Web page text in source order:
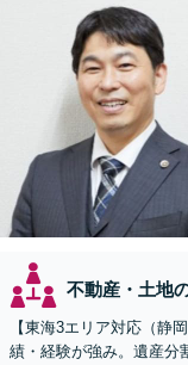
不動産・土地
【東海3エリア対応（静
績・経験が強み。遺産分